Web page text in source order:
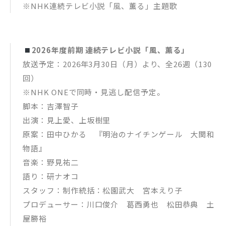
※NHK連続テレビ小説「風、薫る」主題歌
2026年度前期 連続テレビ小説「風、薫る」
放送予定：2026年3月30日（月）より、全26週（130
回）
※NHK ONEで同時・見逃し配信予定。
脚本：吉澤智子
出演：見上愛、上坂樹里
原案：田中ひかる 『明治のナイチンゲール 大関和
物語』
音楽：野見祐二
語り：研ナオコ
スタッフ：制作統括：松園武大 宮本えり子
プロデューサー：川口俊介 葛西勇也 松田恭典 土
屋勝裕